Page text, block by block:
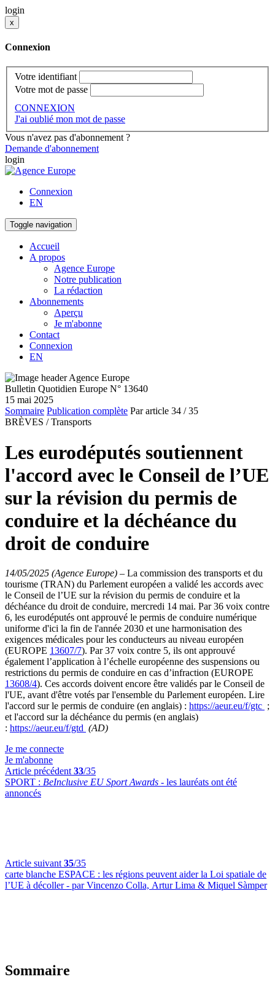
login
x
Connexion
Votre identifiant
Votre mot de passe
CONNEXION
J'ai oublié mon mot de passe
Vous n'avez pas d'abonnement ?
Demande d'abonnement
login
Connexion
EN
Toggle navigation
Accueil
A propos
Agence Europe
Notre publication
La rédaction
Abonnements
Aperçu
Je m'abonne
Contact
Connexion
EN
Bulletin Quotidien Europe N° 13640
15 mai 2025
Sommaire Publication complète Par article 34 / 35
BRÈVES / Transports
Les eurodéputés soutiennent
l'accord avec le Conseil de l’UE
sur la révision du permis de
conduire et la déchéance du
droit de conduire
14/05/2025 (Agence Europe) – La commission des transports et du
tourisme (TRAN) du Parlement européen a validé les accords avec
le Conseil de l’UE sur la révision du permis de conduire et la
déchéance du droit de conduire, mercredi 14 mai. Par 36 voix contre
6, les eurodéputés ont approuvé le permis de conduire numérique
uniforme d'ici la fin de l'année 2030 et une harmonisation des
exigences médicales pour les conducteurs au niveau européen
(EUROPE 13607/7). Par 37 voix contre 5, ils ont approuvé
également l’application à l’échelle européenne des suspensions ou
restrictions du permis de conduire en cas d’infraction (EUROPE
13608/4). Ces accords doivent encore être validés par le Conseil de
l'UE, avant d'être votés par l'ensemble du Parlement européen. Lire
l'accord sur le permis de conduire (en anglais) : https://aeur.eu/f/gtc ;
et l'accord sur la déchéance du permis (en anglais)
: https://aeur.eu/f/gtd (AD)
Je me connecte
Je m'abonne
Article précédent 33/35
SPORT : BeInclusive EU Sport Awards - les lauréats ont été
annoncés
Article suivant 35/35
carte blanche ESPACE : les régions peuvent aider la Loi spatiale de
l’UE à décoller - par Vincenzo Colla, Artur Lima & Miquel Sàmper
Sommaire